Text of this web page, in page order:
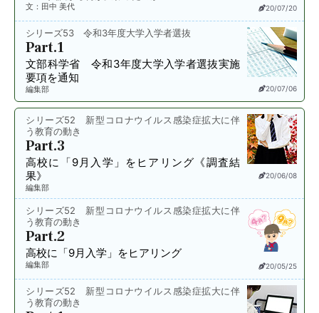
20/07/20
文：田中 美代
20/07/06
シリーズ53 令和3年度大学入学者選抜
Part.1
文部科学省 令和3年度大学入学者選抜実施
要項を通知
編集部
20/06/08
シリーズ52 新型コロナウイルス感染症拡大に伴
う教育の動き
Part.3
高校に「9月入学」をヒアリング《調査結
果》
編集部
20/05/25
シリーズ52 新型コロナウイルス感染症拡大に伴
う教育の動き
Part.2
高校に「9月入学」をヒアリング
編集部
シリーズ52 新型コロナウイルス感染症拡大に伴
う教育の動き